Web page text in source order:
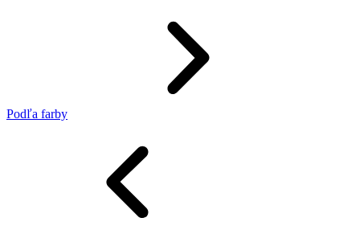
Podľa farby